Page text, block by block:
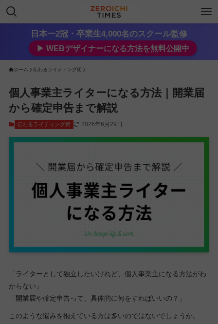
日本一2冠・卒業生4,000名のスクール監修
▶︎ WEBデザイナーになる方法を無料公開中
ホーム 伝わるライティング術
個人事業主ライターになる方法｜開業届
から確定申告まで解説
伝わるライティング術 2026年6月29日
「ライターとして独立したいけれど、個人事業主になる方法がわ
からない」
「開業届や確定申告って、具体的に何をすればいいの？」
このような悩みを抱えている方は多いのではないでしょうか。